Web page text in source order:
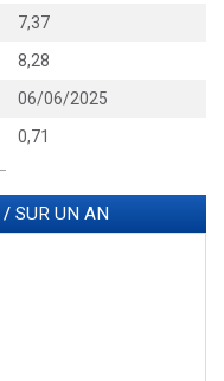
7,37
8,28
06/06/2025
0,71
/ SUR UN AN